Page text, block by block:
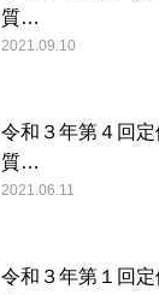
質…
2021.09.10
令和３年第４回
質…
2021.06.11
令和３年第１回